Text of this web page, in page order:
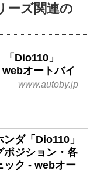
ーズ関連の
「Dio110」
webオートバイ
www.autoby.jp
ンダ「Dio110」
ポジション・各
ック - webオー